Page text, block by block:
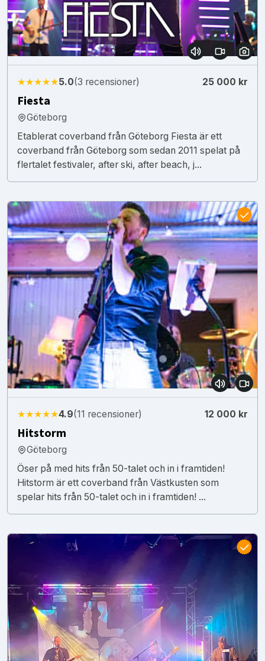
★★★★★5.0(3 recensioner) 25 000 kr
Fiesta
Göteborg
Etablerat coverband från Göteborg Fiesta är ett
coverband från Göteborg som sedan 2011 spelat på
flertalet festivaler, after ski, after beach, j...
★★★★★4.9(11 recensioner) 12 000 kr
Hitstorm
Göteborg
Öser på med hits från 50-talet och in i framtiden!
Hitstorm är ett coverband från Västkusten som
spelar hits från 50-talet och in i framtiden! ...